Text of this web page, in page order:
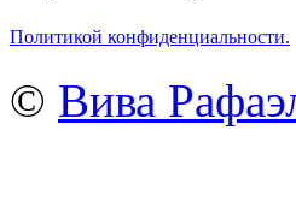
Политикой конфиденциальности.
© Вива